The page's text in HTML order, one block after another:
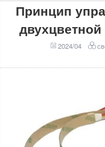
Принцип
2024/04